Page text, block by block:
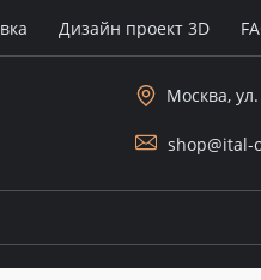
Дизайн проект 3D
Москва,
shop@ital-